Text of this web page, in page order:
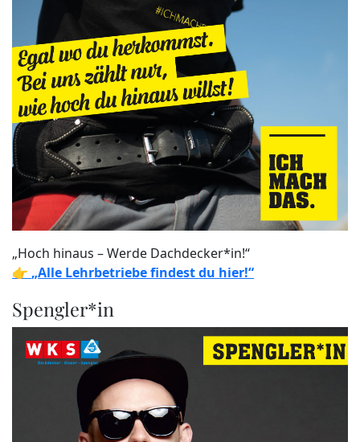
„Hoch hinaus – Werde Dachdecker*in!“
👉 „Alle Lehrbetriebe findest du hier!“
Spengler*in